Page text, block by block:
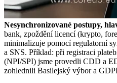
Nesynchronizované postupy,
bank, zpoždění licencí (krypto,
minimalizuje pomocí regulatorní
a SNS. Příklad: při registraci
(NPI/SPI) jsme provedli CDD a
zohlednili Basilejský výbor a